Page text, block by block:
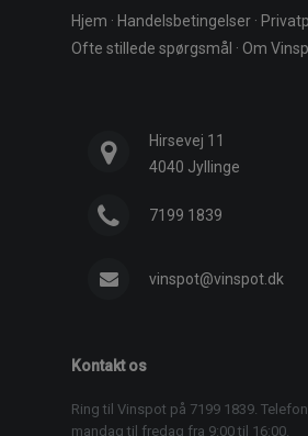
Hjem · Handelsbetingelser ·
Ofte stillede spørgsmål · Om
Hirsevej 11
4040 Jyllinge
7199 1839
vinspot@vinspot.dk
Kontakt os
Ring til Vinspot på 7199 1839.
mandag til fredag fra 9:00 til 16:00.